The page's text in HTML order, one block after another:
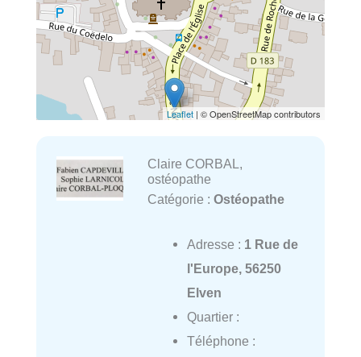
Leaflet | © OpenStreetMap contributors
Claire CORBAL,
ostéopathe
Catégorie : Ostéopathe
Adresse : 1 Rue de
l'Europe, 56250
Elven
Quartier :
Téléphone :